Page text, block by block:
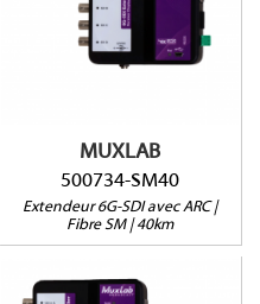
MUXLAB
500734-SM40
Extendeur 6G-SDI avec ARC |
Fibre SM | 40km
4K@30Hz jusqu'à 40km
via Fibre SM
9 Gbps